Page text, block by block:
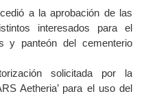
a la aprobación de las
interesados para el
y panteón del cementerio
solicitada por la
Aetheria’ para el uso del